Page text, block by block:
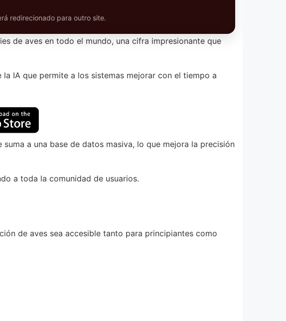
redirecionado para outro site.
de aves en todo el mundo, una cifra impresionante que
IA que permite a los sistemas mejorar con el tiempo a
a una base de datos masiva, lo que mejora la precisión
a toda la comunidad de usuarios.
de aves sea accesible tanto para principiantes como